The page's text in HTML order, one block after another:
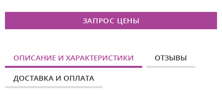
ЗАПРОС ЦЕНЫ
ОПИСАНИЕ И ХАРАКТЕРИСТИКИ ОТЗЫВЫ
ДОСТАВКА И ОПЛАТА